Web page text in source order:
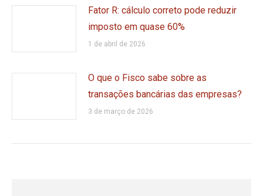
Fator R: cálculo correto pode reduzir
imposto em quase 60%
1 de abril de 2026
O que o Fisco sabe sobre as
transações bancárias das empresas?
3 de março de 2026